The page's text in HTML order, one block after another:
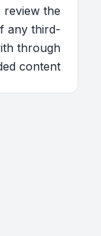
review the
any third-
through
content.